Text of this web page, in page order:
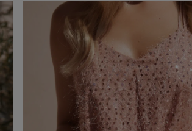
JESIENNE
ZIMOWE
Fason / Długość
MINI
MIDI
Rękaw / Ramiączka
BEZ DEKOLTU
NA PLECACH
KWADRATOWY
KOPERTOWY
KARO
ASYMETRYCZNY
CARMEN